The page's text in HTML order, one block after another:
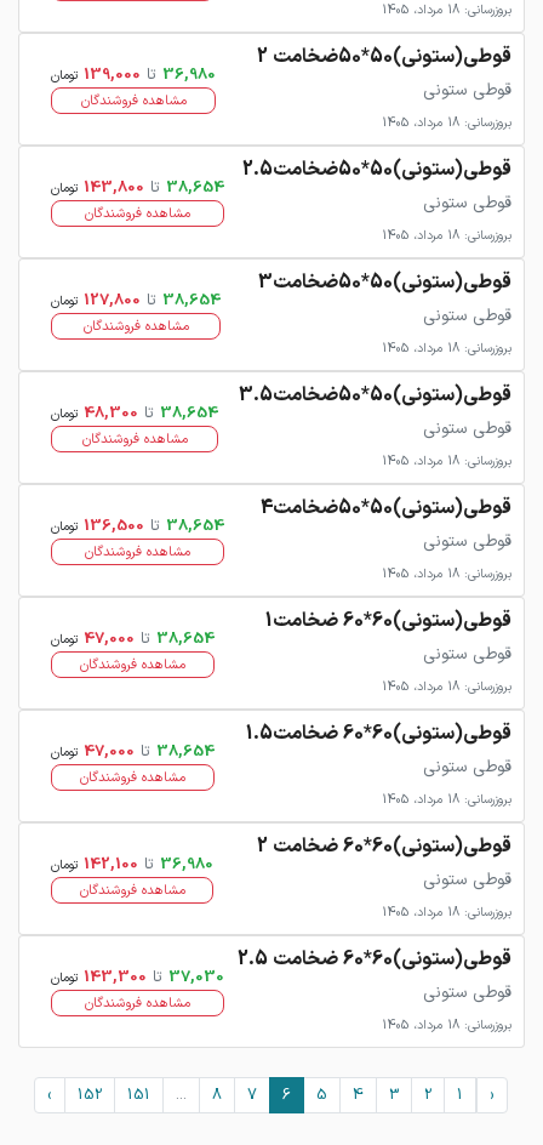
بروزرسانی: 18 مرداد، 1405
قوطی(ستونی)50*50ضخامت 2
قوطی ستونی
بروزرسانی: 18 مرداد، 1405
36,980 تا 139,000 تومان
مشاهده فروشندگان
قوطی(ستونی)50*50ضخامت2.5
قوطی ستونی
بروزرسانی: 18 مرداد، 1405
38,654 تا 143,800 تومان
مشاهده فروشندگان
قوطی(ستونی)50*50ضخامت3
قوطی ستونی
بروزرسانی: 18 مرداد، 1405
38,654 تا 127,800 تومان
مشاهده فروشندگان
قوطی(ستونی)50*50ضخامت3.5
قوطی ستونی
بروزرسانی: 18 مرداد، 1405
38,654 تا 48,300 تومان
مشاهده فروشندگان
قوطی(ستونی)50*50ضخامت4
قوطی ستونی
بروزرسانی: 18 مرداد، 1405
38,654 تا 136,500 تومان
مشاهده فروشندگان
قوطی(ستونی)60*60 ضخامت1
قوطی ستونی
بروزرسانی: 18 مرداد، 1405
38,654 تا 47,000 تومان
مشاهده فروشندگان
قوطی(ستونی)60*60 ضخامت1.5
قوطی ستونی
بروزرسانی: 18 مرداد، 1405
38,654 تا 47,000 تومان
مشاهده فروشندگان
قوطی(ستونی)60*60 ضخامت 2
قوطی ستونی
بروزرسانی: 18 مرداد، 1405
36,980 تا 142,100 تومان
مشاهده فروشندگان
قوطی(ستونی)60*60 ضخامت 2.5
قوطی ستونی
بروزرسانی: 18 مرداد، 1405
37,030 تا 143,300 تومان
مشاهده فروشندگان
‹
1
2
3
4
5
6
7
8
...
151
152
›